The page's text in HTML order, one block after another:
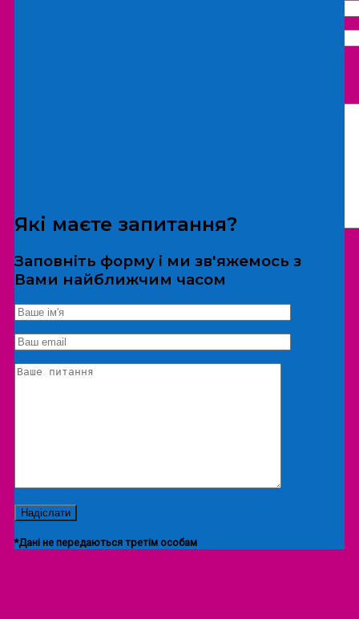
*Дані не передаються третім особам
Екскурсія/локація
Які маєте запитання?
Заповніть форму і ми зв'яжемось з
Вами найближчим часом
*Дані не передаються третім особам